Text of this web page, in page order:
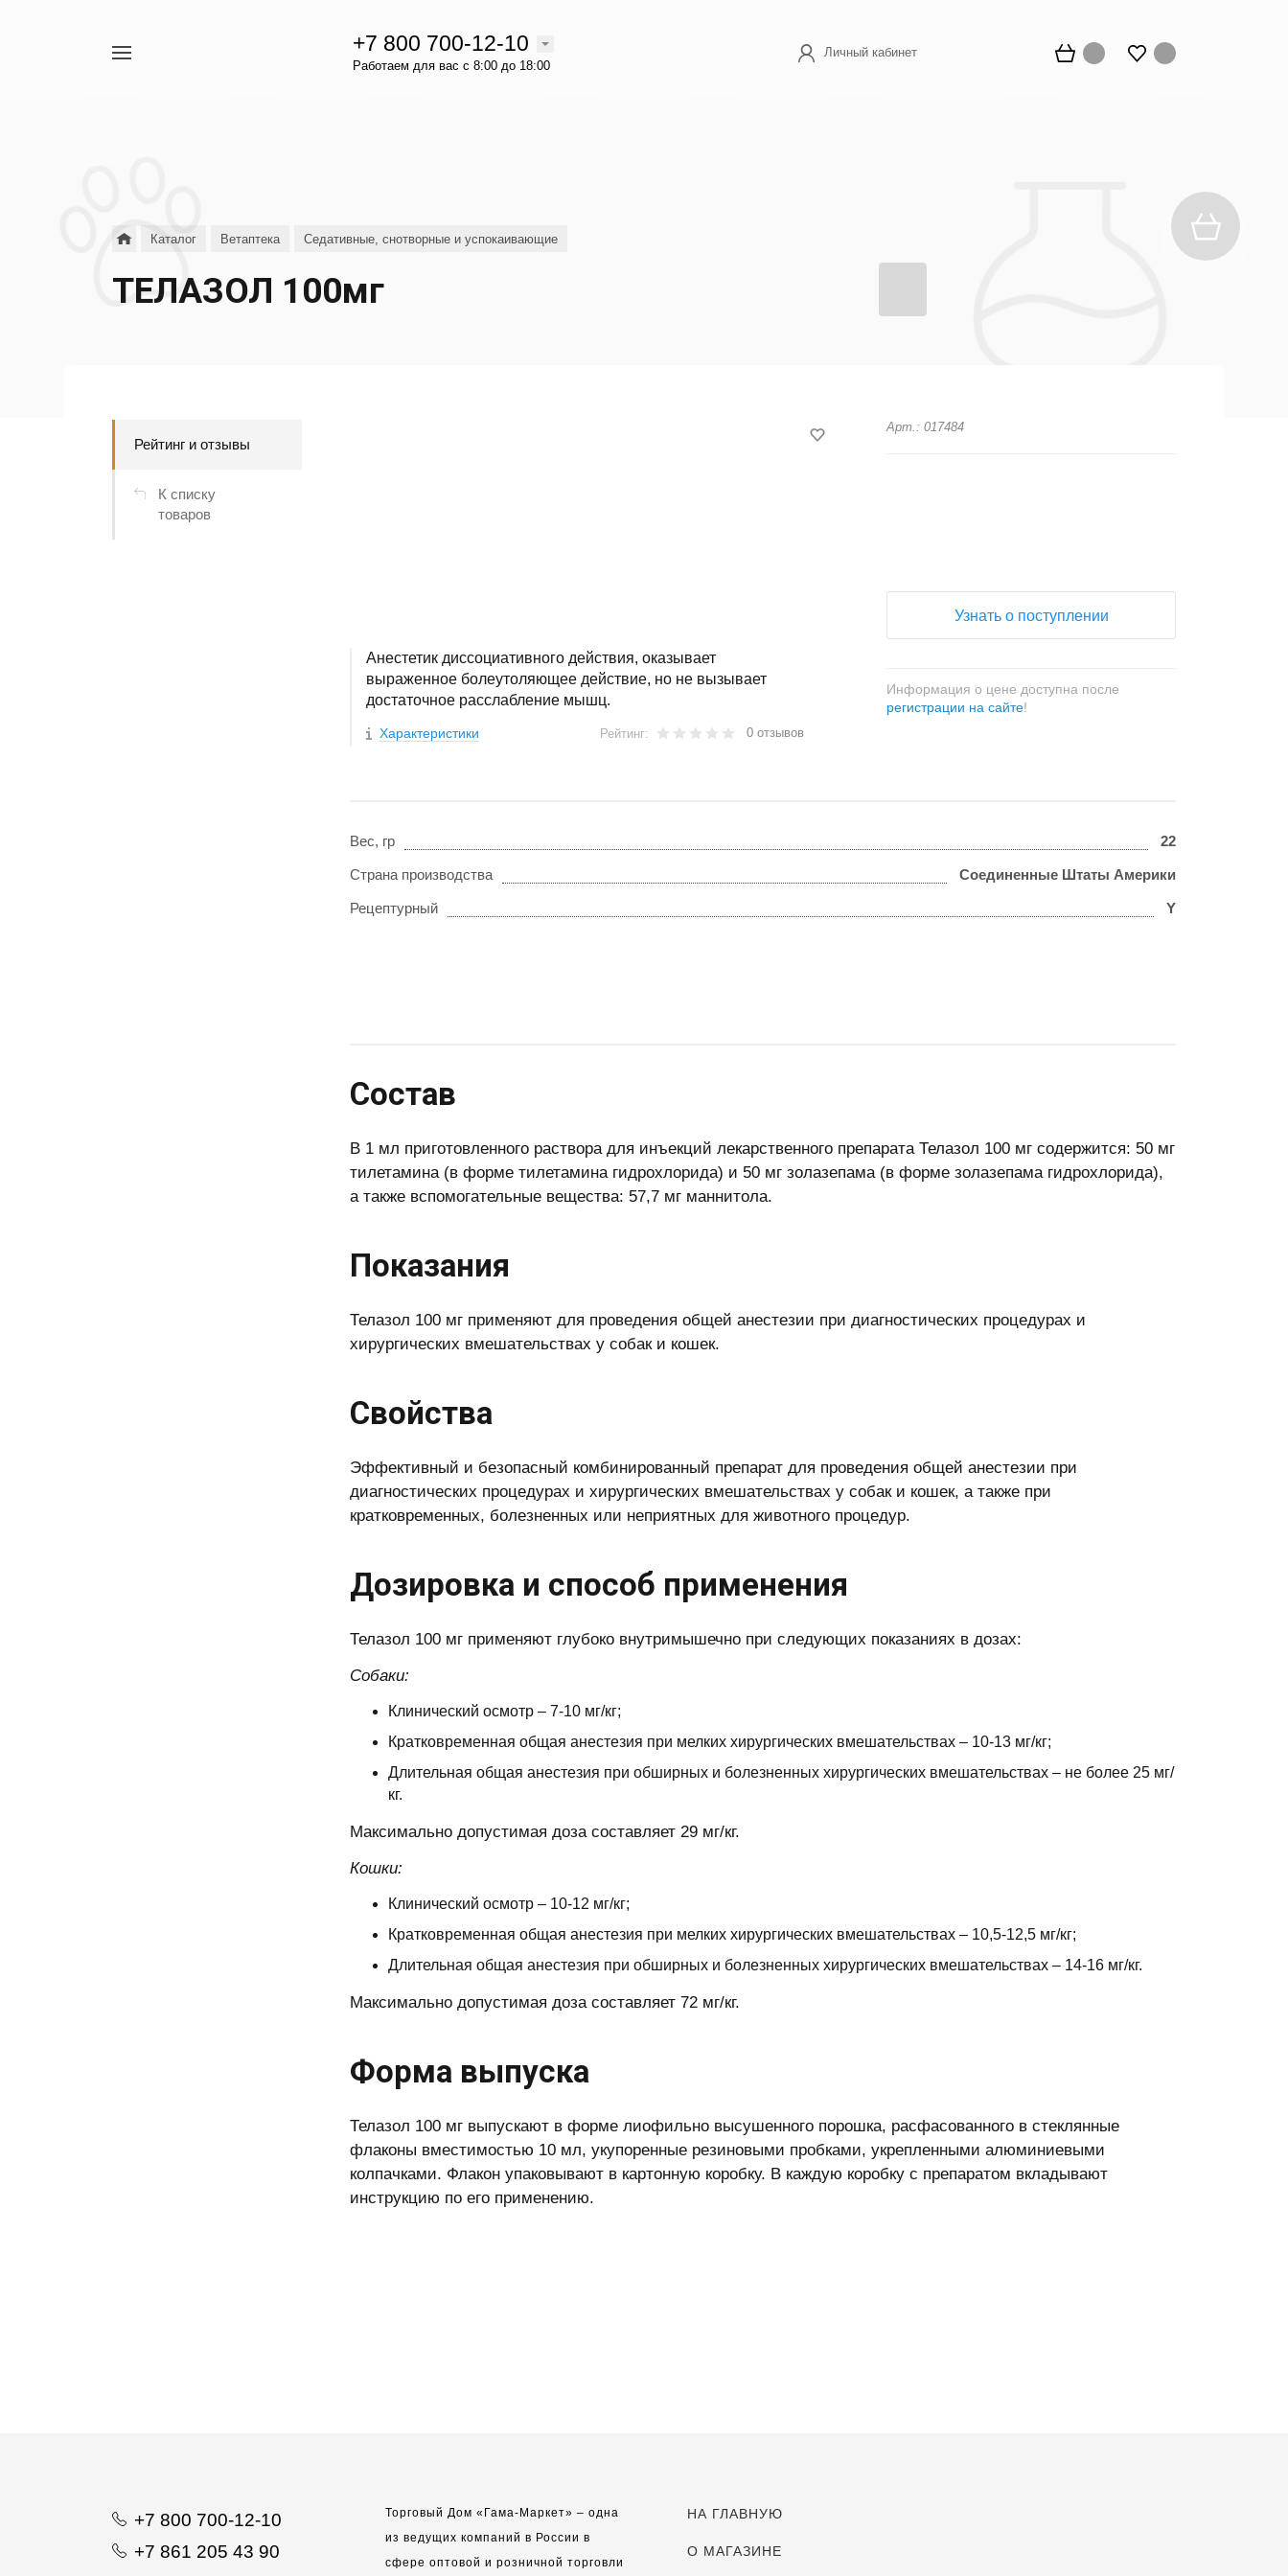
+7 800 700-12-10
Работаем для вас с 8:00 до 18:00
Личный кабинет
Каталог Ветаптека Седативные, снотворные и успокаивающие
ТЕЛАЗОЛ 100мг
Рейтинг и отзывы
К списку
товаров
Анестетик диссоциативного действия, оказывает
выраженное болеутоляющее действие, но не вызывает
достаточное расслабление мышц.
Характеристики Рейтинг: 0 отзывов
Арт.: 017484
Узнать о поступлении
Информация о цене доступна после
регистрации на сайте!
Вес, гр 22
Страна производства Соединенные Штаты Америки
Рецептурный Y
Состав
В 1 мл приготовленного раствора для инъекций лекарственного препарата Телазол 100 мг содержится: 50 мг
тилетамина (в форме тилетамина гидрохлорида) и 50 мг золазепама (в форме золазепама гидрохлорида),
а также вспомогательные вещества: 57,7 мг маннитола.
Показания
Телазол 100 мг применяют для проведения общей анестезии при диагностических процедурах и
хирургических вмешательствах у собак и кошек.
Свойства
Эффективный и безопасный комбинированный препарат для проведения общей анестезии при
диагностических процедурах и хирургических вмешательствах у собак и кошек, а также при
кратковременных, болезненных или неприятных для животного процедур.
Дозировка и способ применения
Телазол 100 мг применяют глубоко внутримышечно при следующих показаниях в дозах:
Собаки:
Клинический осмотр – 7-10 мг/кг;
Кратковременная общая анестезия при мелких хирургических вмешательствах – 10-13 мг/кг;
Длительная общая анестезия при обширных и болезненных хирургических вмешательствах – не более 25 мг/
кг.
Максимально допустимая доза составляет 29 мг/кг.
Кошки:
Клинический осмотр – 10-12 мг/кг;
Кратковременная общая анестезия при мелких хирургических вмешательствах – 10,5-12,5 мг/кг;
Длительная общая анестезия при обширных и болезненных хирургических вмешательствах – 14-16 мг/кг.
Максимально допустимая доза составляет 72 мг/кг.
Форма выпуска
Телазол 100 мг выпускают в форме лиофильно высушенного порошка, расфасованного в стеклянные
флаконы вместимостью 10 мл, укупоренные резиновыми пробками, укрепленными алюминиевыми
колпачками. Флакон упаковывают в картонную коробку. В каждую коробку с препаратом вкладывают
инструкцию по его применению.
+7 800 700-12-10
+7 861 205 43 90
Торговый Дом «Гама-Маркет» – одна
из ведущих компаний в России в
сфере оптовой и розничной торговли
НА ГЛАВНУЮ
О МАГАЗИНЕ